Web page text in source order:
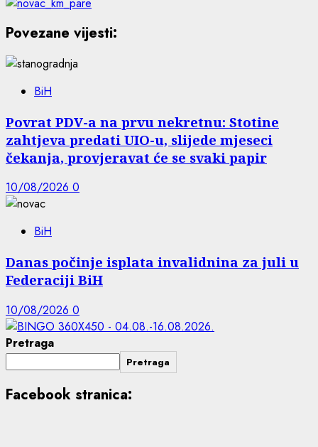
Povezane vijesti:
BiH
Povrat PDV-a na prvu nekretnu: Stotine
zahtjeva predati UIO-u, slijede mjeseci
čekanja, provjeravat će se svaki papir
10/08/2026 0
BiH
Danas počinje isplata invalidnina za juli u
Federaciji BiH
10/08/2026 0
Pretraga
Pretraga
Facebook stranica: